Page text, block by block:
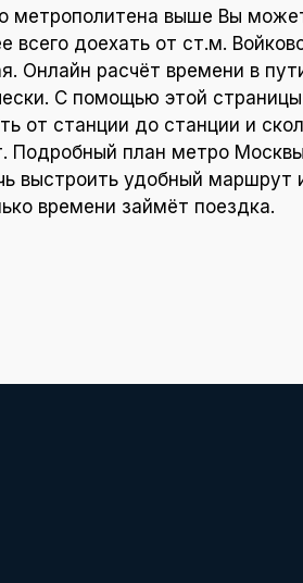
метрополитена выше Вы
всего доехать от ст.м.
Онлайн расчёт времени в
С помощью этой
от станции до станции и
Подробный план метро Москвы
выстроить удобный маршрут
времени займёт поездка.